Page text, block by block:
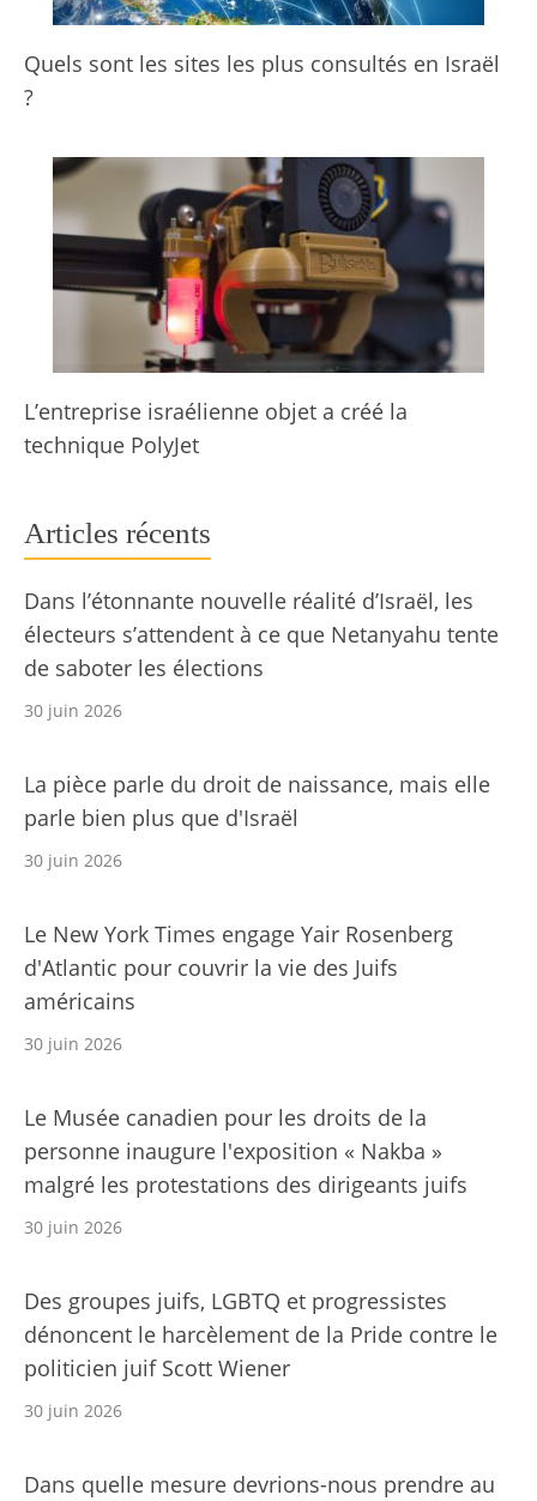
Quels sont les sites les plus consultés en Israël
?
L’entreprise israélienne objet a créé la
technique PolyJet
Articles récents
Dans l’étonnante nouvelle réalité d’Israël, les
électeurs s’attendent à ce que Netanyahu tente
de saboter les élections
30 juin 2026
La pièce parle du droit de naissance, mais elle
parle bien plus que d'Israël
30 juin 2026
Le New York Times engage Yair Rosenberg
d'Atlantic pour couvrir la vie des Juifs
américains
30 juin 2026
Le Musée canadien pour les droits de la
personne inaugure l'exposition « Nakba »
malgré les protestations des dirigeants juifs
30 juin 2026
Des groupes juifs, LGBTQ et progressistes
dénoncent le harcèlement de la Pride contre le
politicien juif Scott Wiener
30 juin 2026
Dans quelle mesure devrions-nous prendre au